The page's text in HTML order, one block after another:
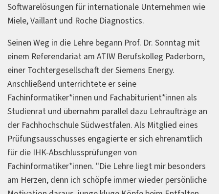
Softwarelösungen für internationale Unternehmen wie
Miele, Vaillant und Roche Diagnostics.
Seinen Weg in die Lehre begann Prof. Dr. Sonntag mit
einem Referendariat am ATIW Berufskolleg Paderborn,
einer Tochtergesellschaft der Siemens Energy.
Anschließend unterrichtete er seine
Fachinformatiker*innen und Fachabiturient*innen als
Studienrat und übernahm parallel dazu Lehraufträge an
der Fachhochschule Südwestfalen. Als Mitglied eines
Prüfungsausschusses engagierte er sich ehrenamtlich
für die IHK-Abschlussprüfungen von
Fachinformatiker*innen. "Die Lehre liegt mir besonders
am Herzen, denn ich schöpfe immer wieder persönliche